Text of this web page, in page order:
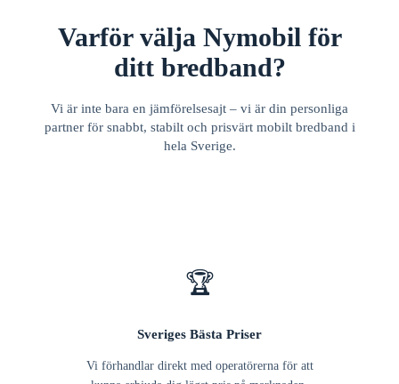
Varför välja Nymobil för
ditt bredband?
Vi är inte bara en jämförelsesajt – vi är din personliga
partner för snabbt, stabilt och prisvärt mobilt bredband i
hela Sverige.
🏆
Sveriges Bästa Priser
Vi förhandlar direkt med operatörerna för att